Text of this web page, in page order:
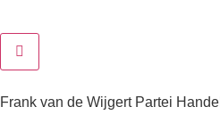
Frank van de Wijgert Partei Handel